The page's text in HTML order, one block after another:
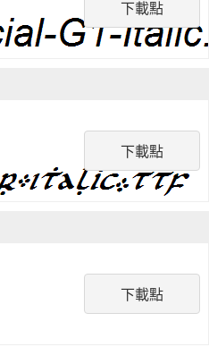
下載點
下載點
下載點